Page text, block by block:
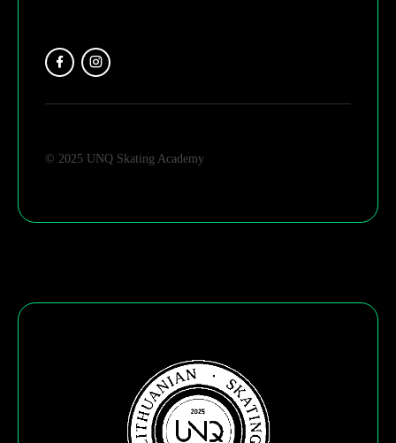
© 2025 UNQ Skating Academy